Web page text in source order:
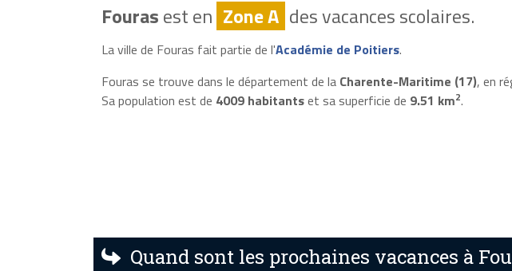
Fourasest en Zone A des vacances scolaires.
La ville de Fouras fait partie de l'Académie de Poitiers.
Fouras se trouve dans le département de la Charente-Maritime (17), en
Sa population est de 4009 habitantset sa superficie de 9.51 km2.
Quand sont les prochaines vacances à